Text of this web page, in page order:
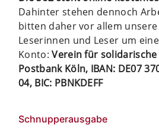
Dahinter stehen dennoch
bitten daher vor allem
Leserinnen und Leser um
Konto:Verein für
Postbank Köln, IBAN: DE07
04, BIC: PBNKDEFF
Schnupperausgabe